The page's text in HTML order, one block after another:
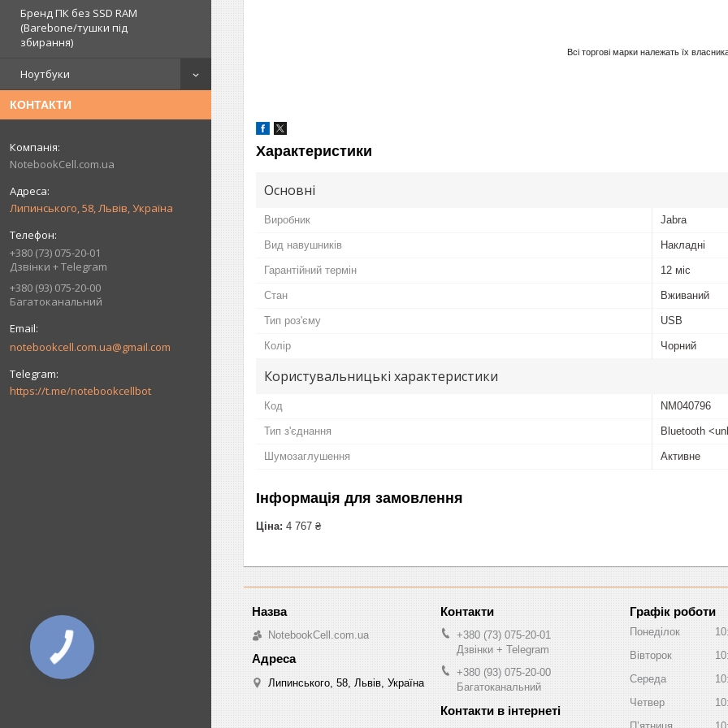
Бренд ПК без SSD RAM
(Barebone/тушки під
збирання)
Ноутбуки
КОНТАКТИ
NotebookCell.com.ua
Липинського, 58, Львів, Україна
+380 (73) 075-20-01
Дзвінки + Telegram
+380 (93) 075-20-00
Багатоканальний
notebookcell.com.ua@gmail.com
https://t.me/notebookcellbot
Всі торгові марки належать їх
Характеристики
Основні
Виробник Jabra
Вид навушників Накладні
Гарантійний термін 12 міс
Стан Вживаний
Тип роз'єму USB
Колір Чорний
Користувальницькі характеристики
Код NM040796
Тип з'єднання Bluetooth
Шумозаглушення Активне
Інформація для замовлення
Ціна: 4 767 ₴
NotebookCell.com.ua
Липинського, 58, Львів, Україна
+380 (73) 075-20-01
Дзвінки + Telegram
+380 (93) 075-20-00
Багатоканальний
Графік роботи
Понеділок
Вівторок
Середа
Четвер